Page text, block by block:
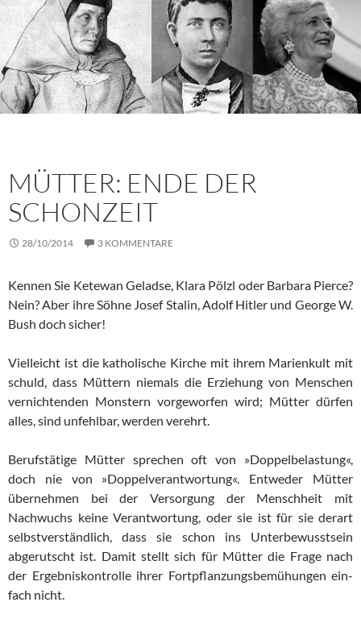
MÜTTER: ENDE DER
SCHONZEIT
28/10/2014 3 KOMMENTARE
Kennen Sie Ketewan Geladse, Klara Pölzl oder Barbara Pierce?
Nein? Aber ihre Söhne Josef Stalin, Adolf Hitler und George W.
Bush doch sicher!
Vielleicht ist die katholische Kirche mit ihrem Marienkult mit
schuld, dass Müttern niemals die Erziehung von Menschen
vernichtenden Mon­stern vorgeworfen wird; Mütter dürfen
alles, sind unfehlbar, wer­den verehrt.
Berufstätige Mütter sprechen oft von »Doppelbelastung«,
doch nie von »Doppelverantwortung«. Entweder Mütter
übernehmen bei der Versorgung der Menschheit mit
Nachwuchs keine Verantwortung, oder sie ist für sie derart
selbstverständlich, dass sie schon ins Un­ter­bewusst­sein
abgerutscht ist. Damit stellt sich für Mütter die Fra­ge nach
der Ergebniskontrolle ihrer Fortpflanzungsbemühungen ein­
fach nicht.